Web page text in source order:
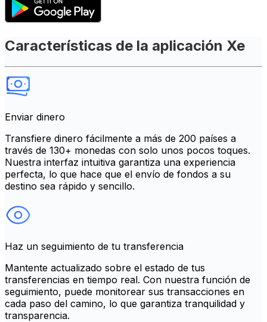
Características de la aplicación Xe
Enviar dinero
Transfiere dinero fácilmente a más de 200 países a
través de 130+ monedas con solo unos pocos toques.
Nuestra interfaz intuitiva garantiza una experiencia
perfecta, lo que hace que el envío de fondos a su
destino sea rápido y sencillo.
Haz un seguimiento de tu transferencia
Mantente actualizado sobre el estado de tus
transferencias en tiempo real. Con nuestra función de
seguimiento, puede monitorear sus transacciones en
cada paso del camino, lo que garantiza tranquilidad y
transparencia.